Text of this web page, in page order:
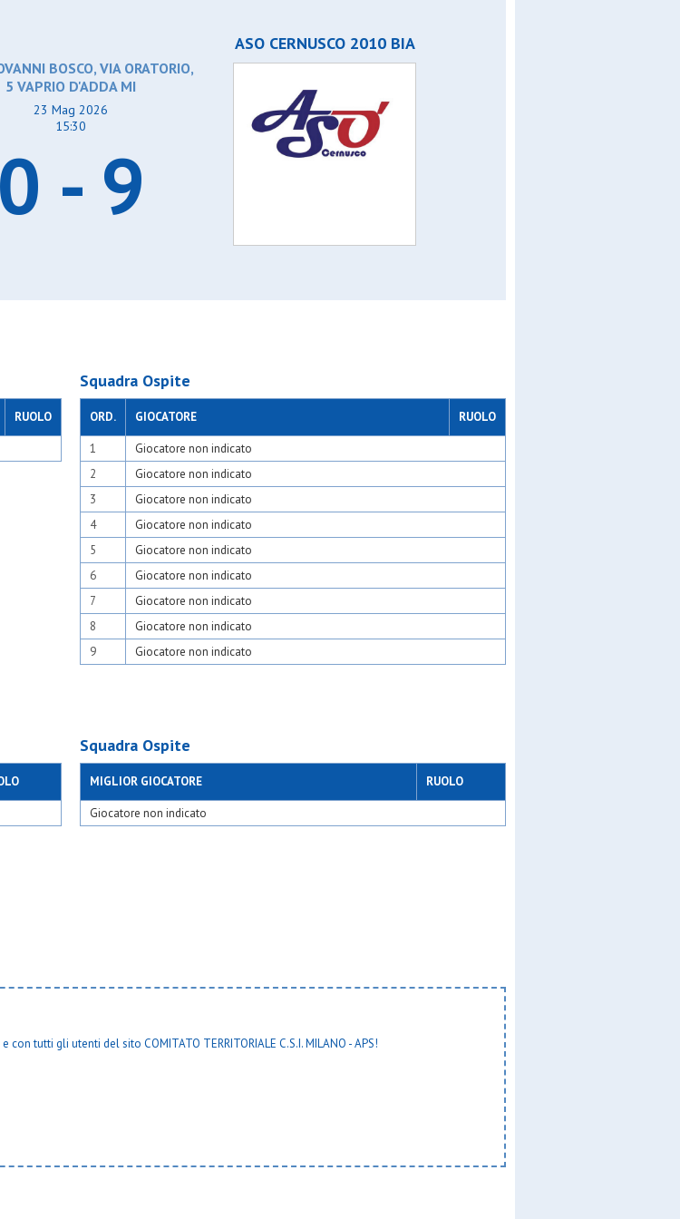
BOSCO, VIA ORATORIO,
5 VAPRIO D'ADDA MI
23 Mag 2026
15:30
0 - 9
ASO CERNUSCO 2010 BIA
RUOLO
Squadra Ospite
ORD. GIOCATORE RUOLO
1
Giocatore non indicato
2
Giocatore non indicato
3
Giocatore non indicato
4
Giocatore non indicato
5
Giocatore non indicato
6
Giocatore non indicato
7
Giocatore non indicato
8
Giocatore non indicato
9
Giocatore non indicato
Squadra Ospite
MIGLIOR GIOCATORE RUOLO
Giocatore non indicato
tutti gli utenti del sito COMITATO TERRITORIALE C.S.I. MILANO - APS!